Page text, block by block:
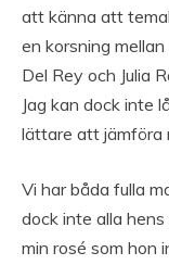
att känna att
en korsning
Del Rey och Julia
Jag kan dock inte
lättare att jämföra
Vi har båda fulla
dock inte alla
min rosé som hon